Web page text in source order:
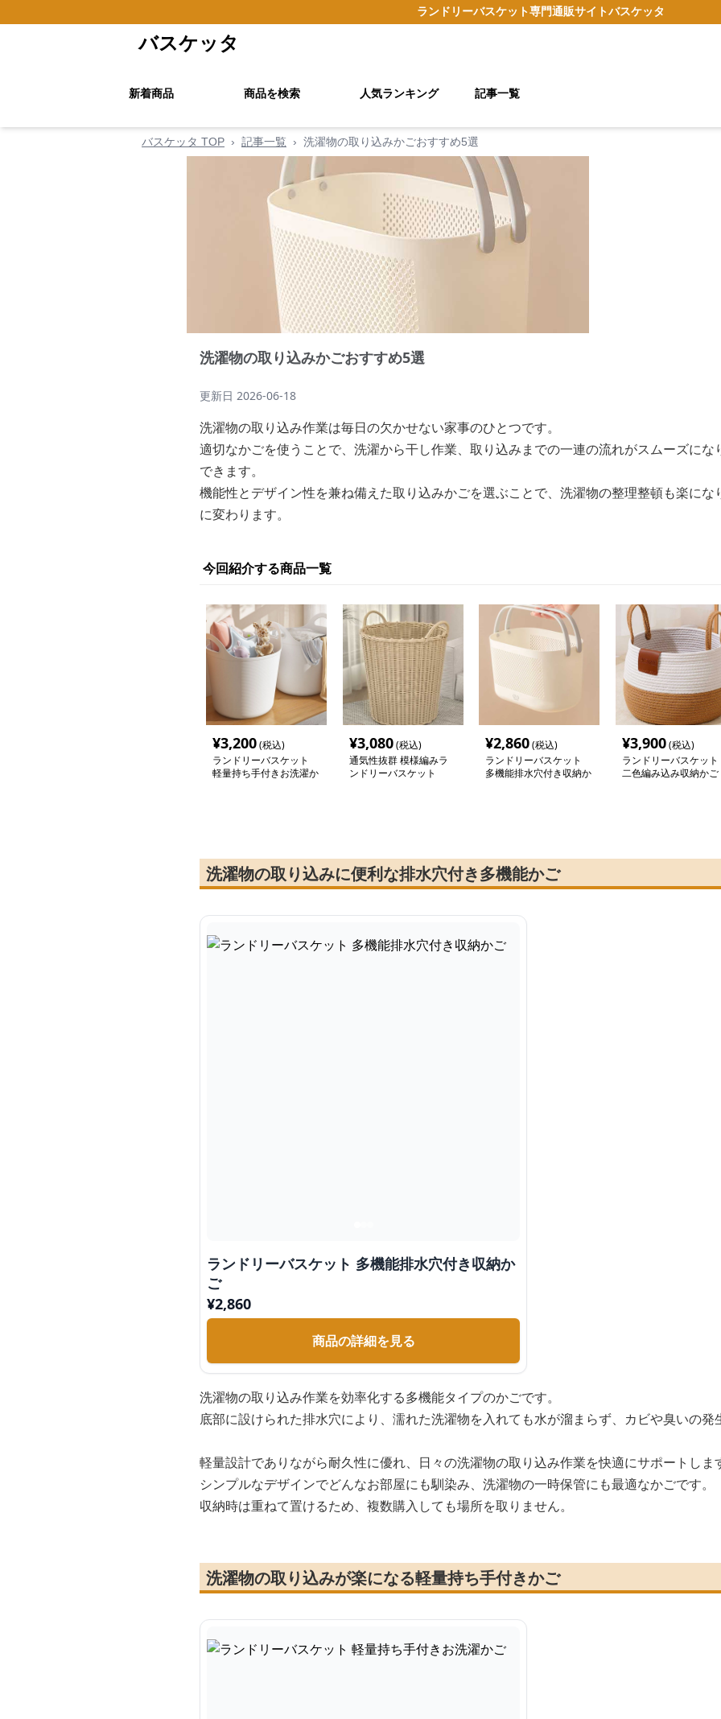
ランドリーバスケット専門通販サイトバスケッタ
バスケッタ
新着商品 商品を検索 人気ランキング 記事一覧
バスケッタ TOP › 記事一覧 › 洗濯物の取り込みかごおすすめ5選
洗濯物の取り込みかごおすすめ5選
更新日 2026-06-18
洗濯物の取り込み作業は毎日の欠かせない家事のひとつです。
適切なかごを使うことで、洗濯から干し作業、取り込みまでの一連の流れがスムーズに
できます。
機能性とデザイン性を兼ね備えた取り込みかごを選ぶことで、洗濯物の整理整頓も楽に
に変わります。
今回紹介する商品一覧
¥3,200(税込)
ランドリーバスケット
軽量持ち手付きお洗濯か
¥3,080(税込)
通気性抜群 模様編みラ
ンドリーバスケット
¥2,860(税込)
ランドリーバスケット
多機能排水穴付き収納か
¥3,900(税込)
ランドリーバスケット
二色編み込み収納かご
洗濯物の取り込みに便利な排水穴付き多機能かご
ランドリーバスケット 多機能排水穴付き収納か
ご
¥2,860
商品の詳細を見る
洗濯物の取り込み作業を効率化する多機能タイプのかごです。
底部に設けられた排水穴により、濡れた洗濯物を入れても水が溜まらず、カビや臭いの発
軽量設計でありながら耐久性に優れ、日々の洗濯物の取り込み作業を快適にサポートしま
シンプルなデザインでどんなお部屋にも馴染み、洗濯物の一時保管にも最適なかごです。
収納時は重ねて置けるため、複数購入しても場所を取りません。
洗濯物の取り込みが楽になる軽量持ち手付きかご